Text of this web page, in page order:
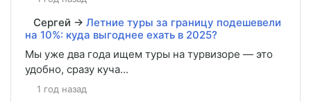
Сергей → Летние туры за границу подешевели
на 10%: куда выгоднее ехать в 2025?
Мы уже два года ищем туры на турвизоре — это
удобно, сразу куча...
1 год назад